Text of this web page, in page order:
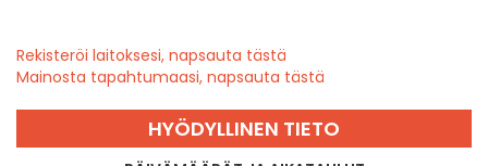
Rekisteröi laitoksesi, napsauta tästä
Mainosta tapahtumaasi, napsauta tästä
HYÖDYLLINEN TIETO